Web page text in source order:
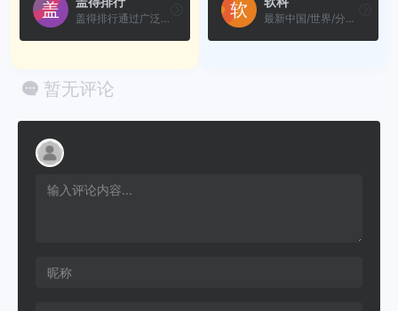
盖得排行通过广泛收集全球最... 最新中国/世界/分专业的大学排名
暂无评论